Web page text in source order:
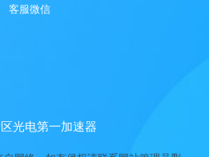
客服微信
光电第一加速器